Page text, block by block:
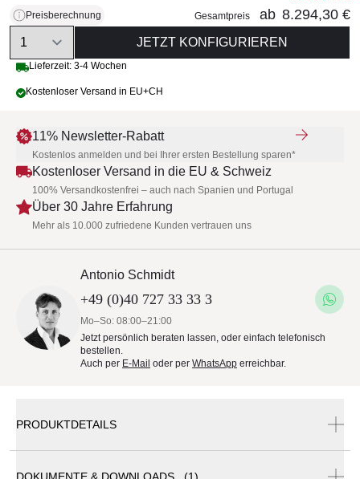
Preisberechnung
Gesamtpreis
ab 8.294,30 €
Quantity
JETZT KONFIGURIEREN
Lieferzeit: 3-4 Wochen
Kostenloser Versand in EU+CH
11% Newsletter-Rabatt
Kostenlos anmelden und bei Ihrer ersten Bestellung sparen*
Kostenloser Versand in die EU & Schweiz
100% Versandkostenfrei – auch nach Spanien und Portugal
Über 30 Jahre Erfahrung
Mehr als 10.000 zufriedene Kunden vertrauen uns
Antonio Schmidt
+49 (0)40 727 33 33 3
Mo–So: 08:00–21:00
Jetzt persönlich beraten lassen, oder einfach telefonisch
bestellen.
Auch per E-Mail oder per WhatsApp erreichbar.
PRODUKTDETAILS
DOKUMENTE & DOWNLOADS (1)